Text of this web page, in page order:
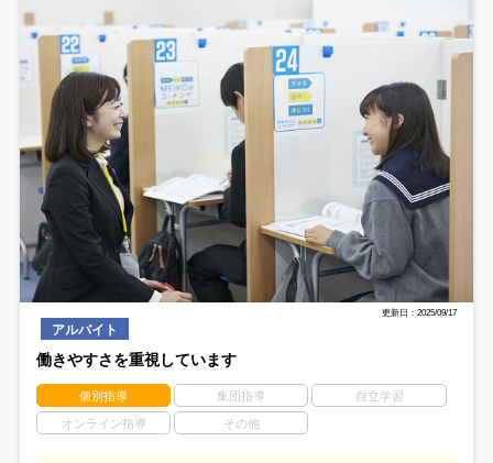
更新日：2025/09/17
アルバイト
働きやすさを重視しています
個別指導 集団指導 自立学習
オンライン指導 その他